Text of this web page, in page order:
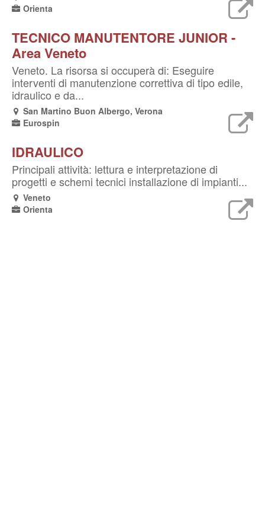
Orienta
TECNICO MANUTENTORE JUNIOR -
Area Veneto
Veneto. La risorsa si occuperà di: Eseguire
interventi di manutenzione correttiva di tipo edile,
idraulico e da...
San Martino Buon Albergo, Verona
Eurospin
IDRAULICO
Principali attività: lettura e interpretazione di
progetti e schemi tecnici installazione di impianti...
Veneto
Orienta